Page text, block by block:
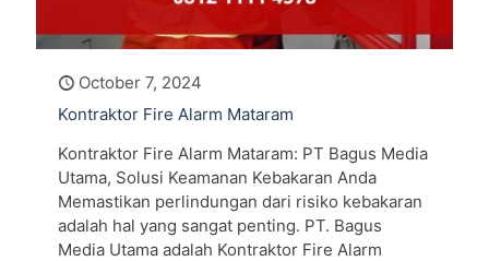
October 7, 2024
Kontraktor Fire Alarm Mataram
Kontraktor Fire Alarm Mataram: PT Bagus Media
Utama, Solusi Keamanan Kebakaran Anda
Memastikan perlindungan dari risiko kebakaran
adalah hal yang sangat penting. PT. Bagus
Media Utama adalah Kontraktor Fire Alarm